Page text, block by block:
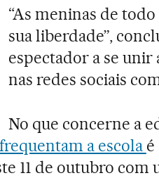
“As meninas de
sua liberdade”,
espectador a se unir
nas redes sociais
No que concerne a
a escola é
11 de outubro